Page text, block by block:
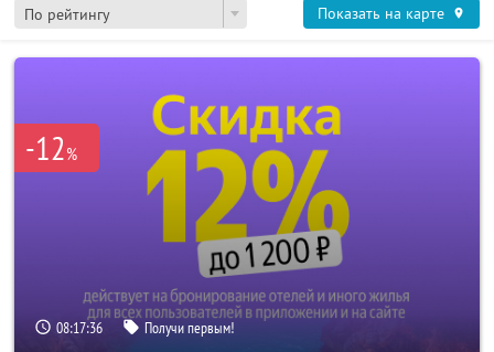
По рейтингу Показать на карте
-12%
08:17:35 Получи первым!